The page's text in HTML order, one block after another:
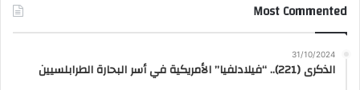
Most Commented
31/10/2024
الذكرى (221).. “فيلادلفيا” الأمريكية في أسر البحارة الطرابلسيين